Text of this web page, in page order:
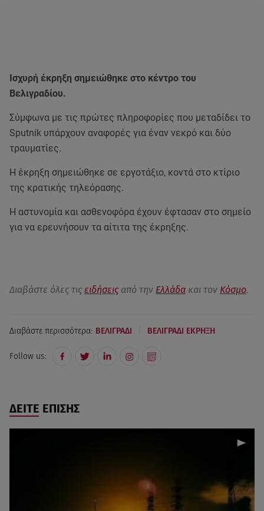
Ισχυρή έκρηξη σημειώθηκε στο κέντρο του
Βελιγραδίου.
Σύμφωνα με τις πρώτες πληροφορίες που μεταδίδει το
Sputnik υπάρχουν αναφορές για έναν νεκρό και δύο
τραυματίες.
Η έκρηξη σημειώθηκε σε εργοτάξιο, κοντά στο κτίριο
της κρατικής τηλεόρασης.
Η αστυνομία και ασθενοφόρα έχουν έφτασαν στο σημείο
για να ερευνήσουν τα αίτιτα της έκρηξης.
Διαβάστε όλες τις ειδήσεις από την Ελλάδα και τον Κόσμο.
Διαβάστε περισσότερα: ΒΕΛΙΓΡΑΔΙ ΒΕΛΙΓΡΑΔΙ ΕΚΡΗΞΗ
Follow us:
ΔΕΙΤΕ ΕΠΙΣΗΣ